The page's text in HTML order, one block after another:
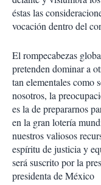
éstas las
vocación dentro del
El rompecabezas
pretenden dominar a
tan elementales como
nosotros, la
es la de prepararnos
en la gran lotería
nuestros valiosos
espíritu de justicia y
será suscrito por la
presidenta de México